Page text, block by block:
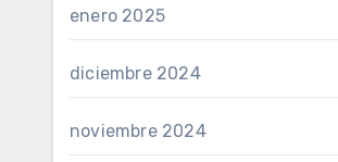
enero 2025
diciembre 2024
noviembre 2024